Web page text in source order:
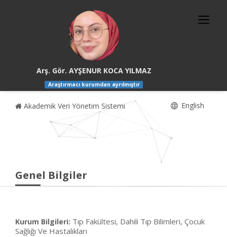
Arş. Gör. AYŞENUR KOCA YILMAZ
Araştırmacı kurumdan ayrılmıştır
Akademik Veri Yönetim Sistemi English
Genel Bilgiler
Kurum Bilgileri: Tıp Fakültesi, Dahili Tıp Bilimleri, Çocuk
Sağlığı Ve Hastalıkları